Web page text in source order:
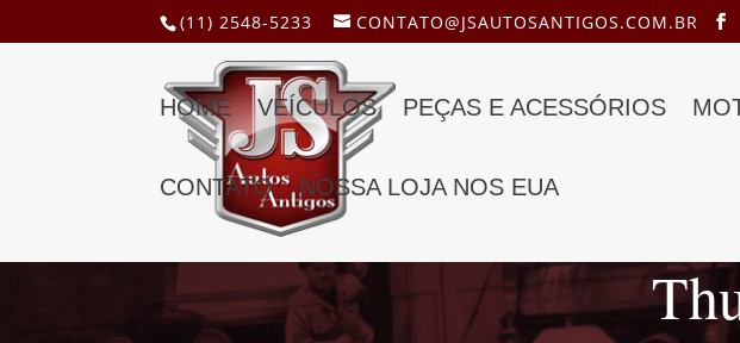
(11) 2548-5233 CONTATO@JSAUTOSANTIGOS.COM.BR
HOME VEÍCULOS PEÇAS E ACESSÓRIOS
CONTATO NOSSA LOJA NOS EUA